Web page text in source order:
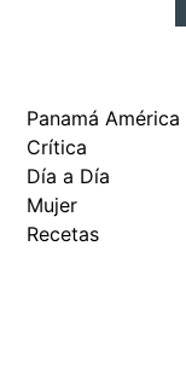
Panamá América
Crítica
Día a Día
Mujer
Recetas